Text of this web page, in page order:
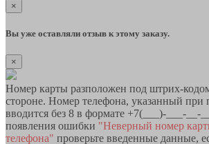
×
Вы уже оставляли отзыв к этому заказу.
×
Номер карты разположен под штрих-
стороне. Номер телефона, указанный при
вводится без 8 в формате +7(___)-___-__-
появления ошибки "Неверный номер
телефона" проверьте введенные данные,